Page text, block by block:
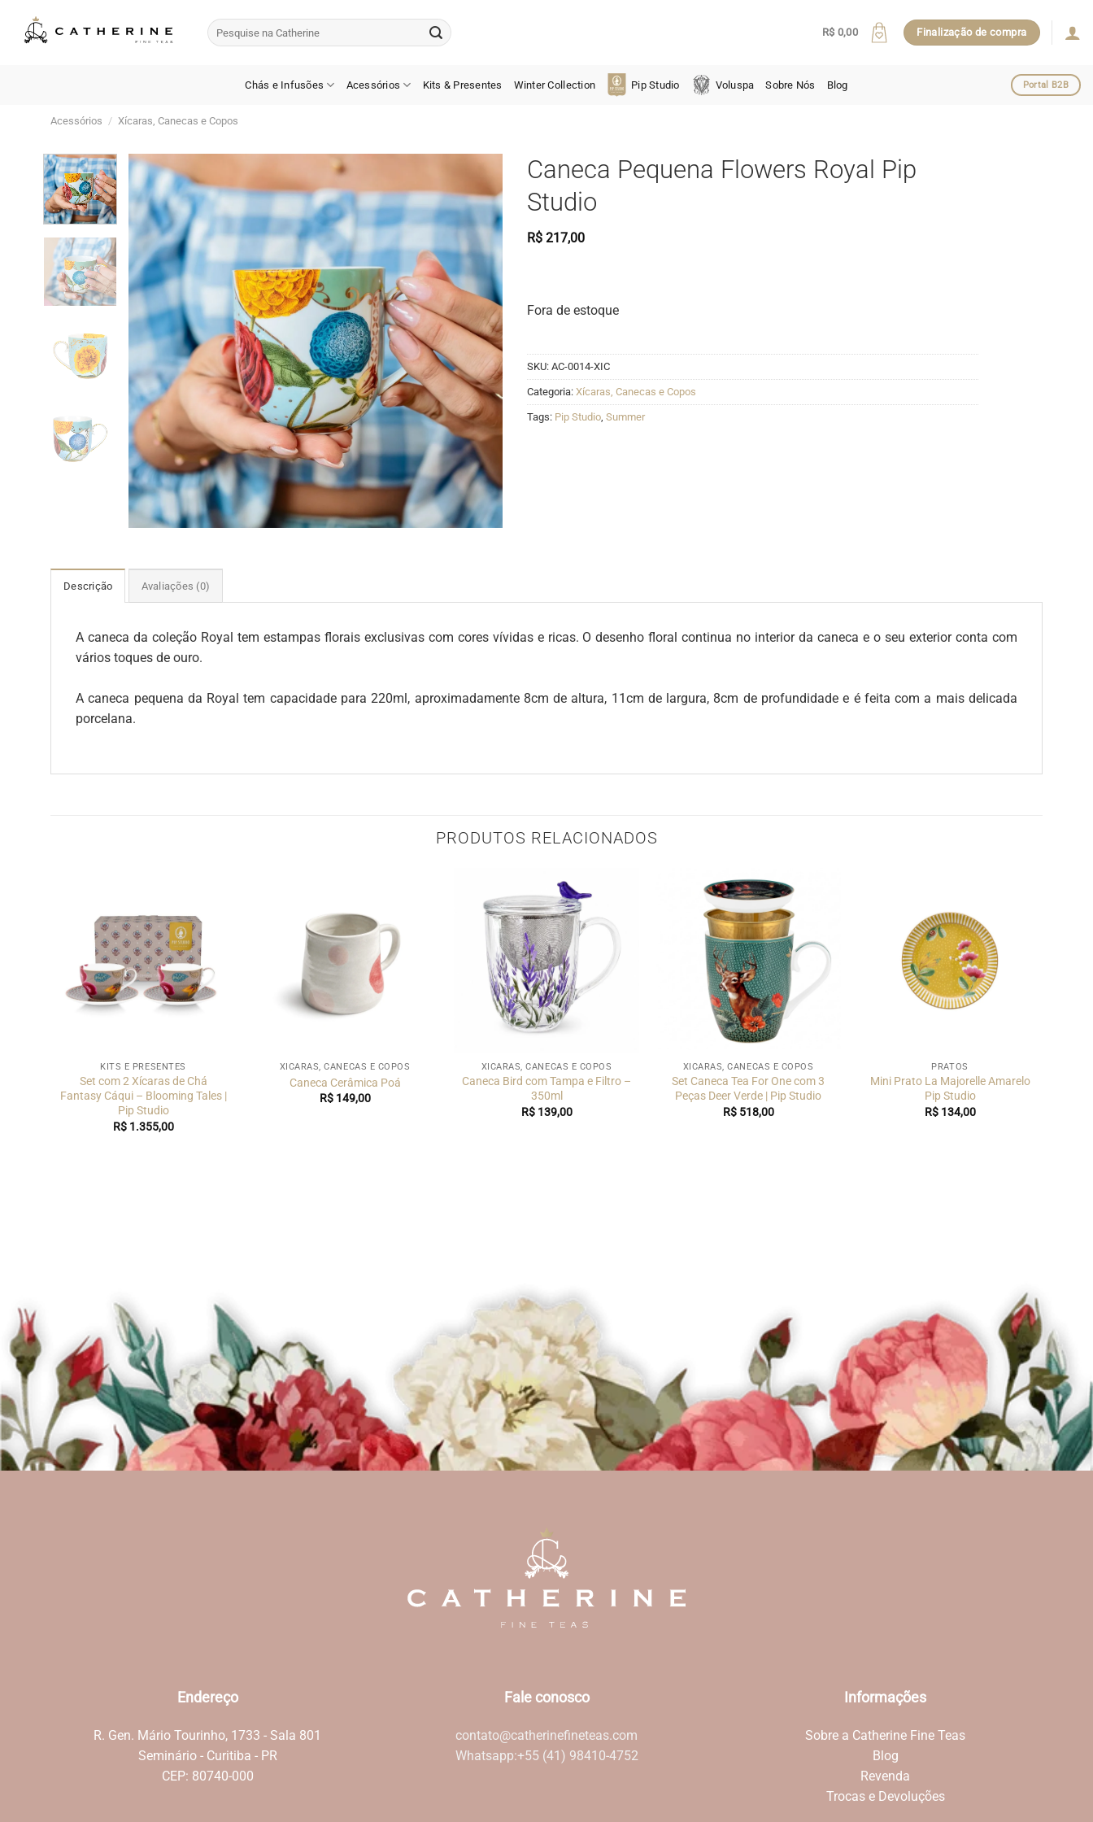
Pesquisar
por:
R$ 0,00 Finalização de compra
Chás e Infusões Acessórios Kits & Presentes Winter Collection Pip Studio Voluspa Sobre Nós Blog Portal B2B
Acessórios / Xícaras, Canecas e Copos
Caneca Pequena Flowers Royal Pip
Studio
R$217,00
Fora de estoque
SKU: AC-0014-XIC
Categoria: Xícaras, Canecas e Copos
Tags: Pip Studio, Summer
Descrição Avaliações (0)
A caneca da coleção Royal tem estampas florais exclusivas com cores vívidas e ricas. O desenho floral continua no interior da caneca e o seu exterior conta com
vários toques de ouro.
A caneca pequena da Royal tem capacidade para 220ml, aproximadamente 8cm de altura, 11cm de largura, 8cm de profundidade e é feita com a mais delicada
porcelana.
PRODUTOS RELACIONADOS
KITS E PRESENTES
Set com 2 Xícaras de Chá
Fantasy Cáqui – Blooming Tales |
Pip Studio
R$1.355,00
XÍCARAS, CANECAS E COPOS
Caneca Cerâmica Poá
R$149,00
XÍCARAS, CANECAS E COPOS
Caneca Bird com Tampa e Filtro –
350ml
R$139,00
XÍCARAS, CANECAS E COPOS
Set Caneca Tea For One com 3
Peças Deer Verde | Pip Studio
R$518,00
PRATOS
Mini Prato La Majorelle Amarelo
Pip Studio
R$134,00
Endereço
R. Gen. Mário Tourinho, 1733 - Sala 801
Seminário - Curitiba - PR
CEP: 80740-000
Fale conosco
contato@catherinefineteas.com
Whatsapp:+55 (41) 98410-4752
Informações
Sobre a Catherine Fine Teas
Blog
Revenda
Trocas e Devoluções